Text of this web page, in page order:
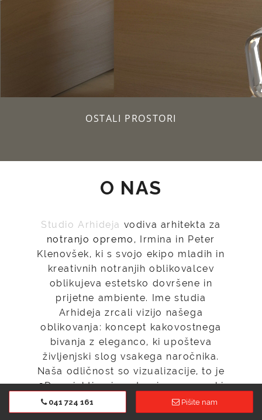
OSTALI PROSTORI
O NAS
Studio Arhideja vodiva arhitekta za
notranjo opremo , Irmina in Peter
Klenovšek, ki s svojo ekipo mladih in
kreativnih notranjih oblikovalcev
oblikujeva estetsko dovršene in
prijetne ambiente. Ime studia
Arhideja zrcali vizijo našega
oblikovanja: koncept kakovostnega
bivanja z eleganco, ki upošteva
življenjski slog vsakega naročnika.
Naša odličnost so vizualizacije, to je
3D projektiranje notranje opreme, ki
na najboljši možni način ustvari sliko
idealnega prostora, v kateri odsevajo
041 724 161 Pišite nam